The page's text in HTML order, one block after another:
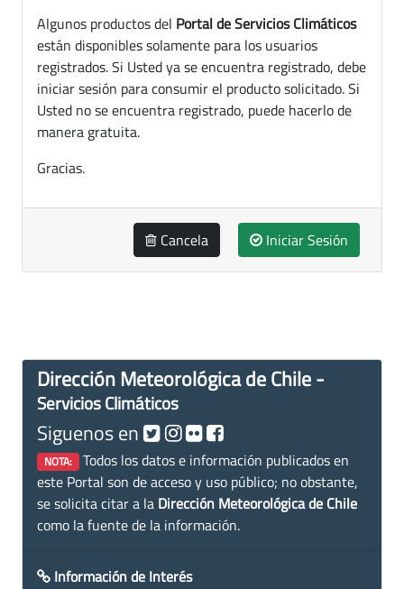
Algunos productos del Portal de Servicios Climáticos
están disponibles solamente para los usuarios
registrados. Si Usted ya se encuentra registrado, debe
iniciar sesión para consumir el producto solicitado. Si
Usted no se encuentra registrado, puede hacerlo de
manera gratuita.
Gracias.
Cancela Iniciar Sesión
Dirección Meteorológica de Chile -
Servicios Climáticos
Siguenos en
NOTA: Todos los datos e información publicados en
este Portal son de acceso y uso público; no obstante,
se solicita citar a la Dirección Meteorológica de Chile
como la fuente de la información.
Información de Interés